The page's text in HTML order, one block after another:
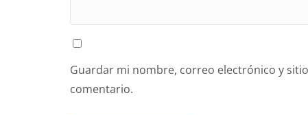
Guardar mi nombre, correo electrónico y
comentario.